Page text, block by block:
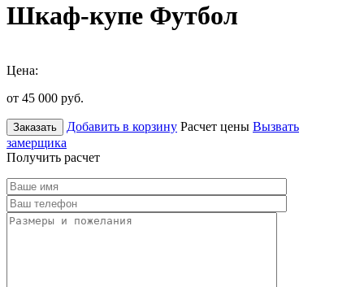
Шкаф-купе Футбол
Цена:
от 45 000 руб.
Заказать Добавить в корзину Расчет цены Вызвать
замерщика
Получить расчет